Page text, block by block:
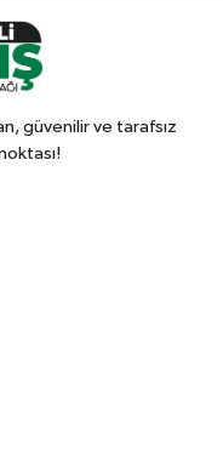
güvenilir ve tarafsız